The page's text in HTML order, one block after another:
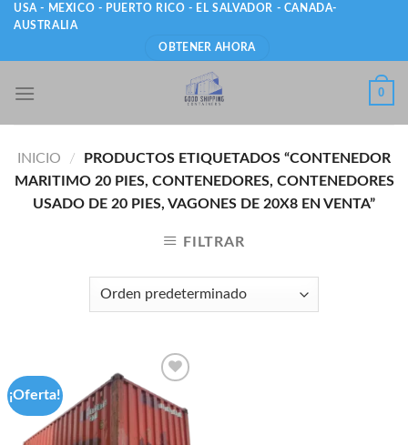
SkipUSA - MEXICO - PUERTO RICO - EL SALVADOR - CANADA-
AUSTRALIA
OBTENER AHORA
0
INICIO /
PRODUCTOS ETIQUETADOS “CONTENEDOR
MARITIMO 20 PIES, CONTENEDORES, CONTENEDORES
USADO DE 20 PIES, VAGONES DE 20X8 EN VENTA”
FILTRAR
¡Oferta!
Add to
wishlist